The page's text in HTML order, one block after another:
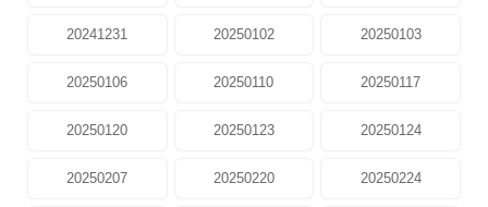
20241231 20250102 20250103
20250106 20250110 20250117
20250120 20250123 20250124
20250207 20250220 20250224